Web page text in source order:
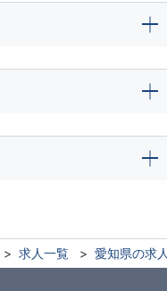
求人一覧 愛知県の求